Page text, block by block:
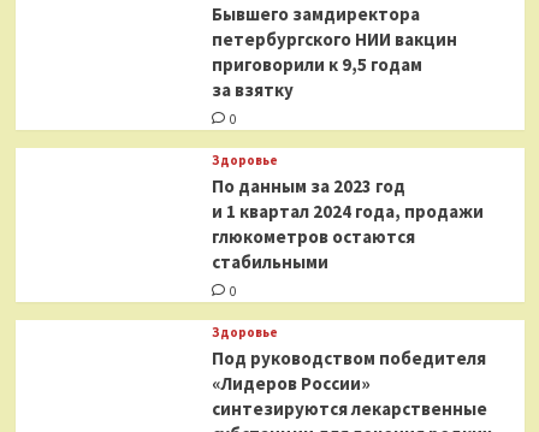
Бывшего замдиректора
петербургского НИИ вакцин
приговорили к 9,5 годам
за взятку
0
Здоровье
По данным за 2023 год
и 1 квартал 2024 года, продажи
глюкометров остаются
стабильными
0
Здоровье
Под руководством победителя
«Лидеров России»
синтезируются лекарственные